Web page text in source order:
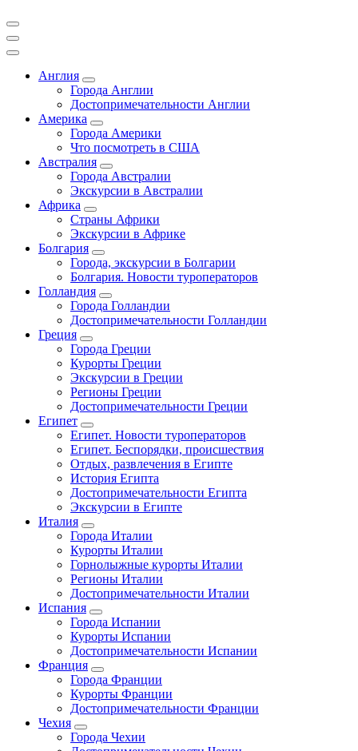
Англия
Города Англии
Достопримечательности Англии
Америка
Города Америки
Что посмотреть в США
Австралия
Города Австралии
Экскурсии в Австралии
Африка
Страны Африки
Экскурсии в Африке
Болгария
Города, экскурсии в Болгарии
Болгария. Новости туроператоров
Голландия
Города Голландии
Достопримечательности Голландии
Греция
Города Греции
Курорты Греции
Экскурсии в Греции
Регионы Греции
Достопримечательности Греции
Египет
Египет. Новости туроператоров
Египет. Беспорядки, происшествия
Отдых, развлечения в Египте
История Египта
Достопримечательности Египта
Экскурсии в Египте
Италия
Города Италии
Курорты Италии
Горнолыжные курорты Италии
Регионы Италии
Достопримечательности Италии
Испания
Города Испании
Курорты Испании
Достопримечательности Испании
Франция
Города Франции
Курорты Франции
Достопримечательности Франции
Чехия
Города Чехии